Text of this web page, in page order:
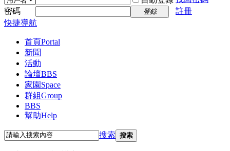
密碼
登錄
註冊
快捷導航
首頁Portal
新聞
活動
論壇BBS
家園 Space
群組Group
BBS
幫助Help
搜索 搜索